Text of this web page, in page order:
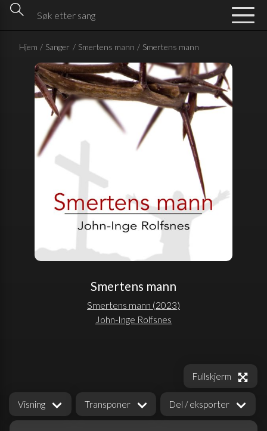
Hjem / Sanger / Smertens mann / Smertens mann
Smertens mann
Smertens mann (2023)
John-Inge Rolfsnes
Visning Transponer Del / eksporter
Fullskjerm